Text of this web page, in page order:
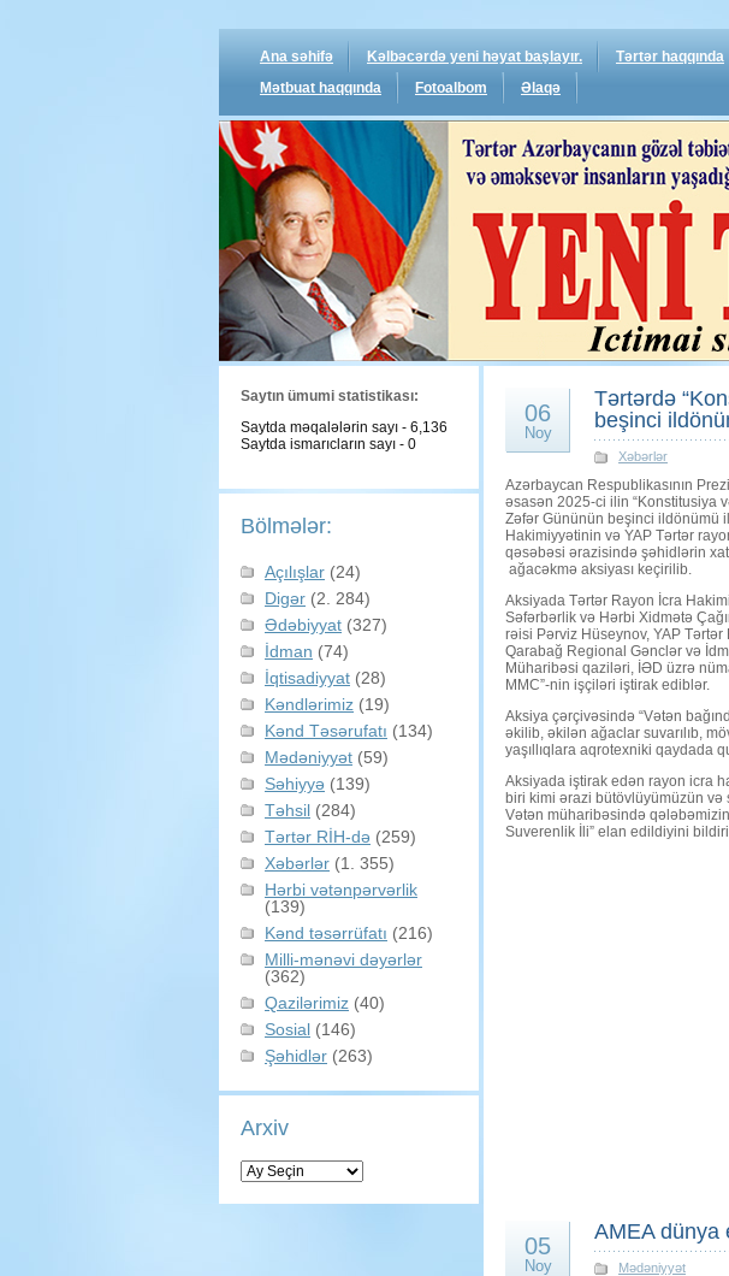
Ana səhifə Kəlbəcərdə yeni həyat başlayır. Tərtər haqqında
Mətbuat haqqında
Fotoalbom Əlaqə
Saytın ümumi statistikası:
Saytda məqalələrin sayı - 6,136
Saytda ismarıcların sayı - 0
Bölmələr:
Açılışlar (24)
Digər (2. 284)
Ədəbiyyat (327)
İdman (74)
İqtisadiyyat (28)
Kəndlərimiz (19)
Kənd Təsərufatı (134)
Mədəniyyət (59)
Səhiyyə (139)
Təhsil (284)
Tərtər RİH-də (259)
Xəbərlər (1. 355)
Hərbi vətənpərvərlik
(139)
Kənd təsərrüfatı (216)
Milli-mənəvi dəyərlər
(362)
Qazilərimiz (40)
Sosial (146)
Şəhidlər (263)
Arxiv
Arxiv
06
Noy
Tərtərdə
beşinci
Xəbərlər
Azərbaycan Respublikasının
əsasən 2025-ci ilin “Konstitusiya
Zəfər Gününün beşinci ildönümü
Hakimiyyətinin və YAP Tərtər
qəsəbəsi ərazisində şəhidlərin
ağacəkmə aksiyası keçirilib.
Aksiyada Tərtər Rayon İcra
Səfərbərlik və Hərbi Xidmətə
rəisi Pərviz Hüseynov, YAP
Qarabağ Regional Gənclər və
Müharibəsi qaziləri, İƏD üzrə
MMC”-nin işçiləri iştirak ediblər.
Aksiya çərçivəsində “Vətən
əkilib, əkilən ağaclar suvarılıb,
yaşıllıqlara aqrotexniki qaydada
Aksiyada iştirak edən rayon icra
biri kimi ərazi bütövlüyümüzün
Vətən müharibəsində
Suverenlik İli” elan edildiyini
05
Noy
AMEA dünya
Mədəniyyət